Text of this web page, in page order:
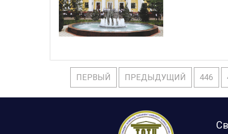
ПЕРВЫЙ ПРЕДЫДУЩИЙ 446